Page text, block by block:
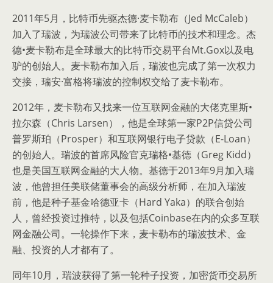
2011年5月，比特币先驱杰德·麦卡勒布（Jed McCaleb）
加入了瑞波，为瑞波公司带来了比特币的技术和理念。杰
德•麦卡勒布是全球最大的比特币交易平台Mt.Gox以及电
驴的创始人。麦卡勒布加入后，瑞波也完成了第一次权力
交接，瑞安·富格将瑞波的控制权交给了麦卡勒布。
2012年，麦卡勒布又找来一位互联网金融的大佬克里斯•
拉尔森（Chris Larsen），他是全球第一家P2P信贷公司
普罗斯珀（Prosper）和互联网银行电子贷款（E-Loan）
的创始人。瑞波的首席风险官克瑞格•基德（Greg Kidd）
也是美国互联网金融的大人物。基德于2013年9月加入瑞
波，他曾担任美联储董事会的高级分析师，在加入瑞波
前，他是种子基金哈德亚卡（Hard Yaka）的联合创始
人，曾经投资过推特，以及包括Coinbase在内的众多互联
网金融公司。一轮操作下来，麦卡勒布的瑞波技术、金
融、投资的人才都有了。
同年10月，瑞波获得了第一轮种子投资，加密货币交易所